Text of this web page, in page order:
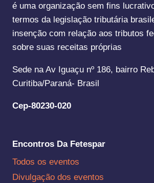
é uma organização sem fins
termos da legislação tributária
insenção com relação aos tributos
sobre suas receitas próprias
Sede na Av Iguaçu nº 186, bairro
Curitiba/Paraná- Brasil
Cep-80230-020
Encontros Da Fetespar
Todos os eventos
Divulgação dos eventos